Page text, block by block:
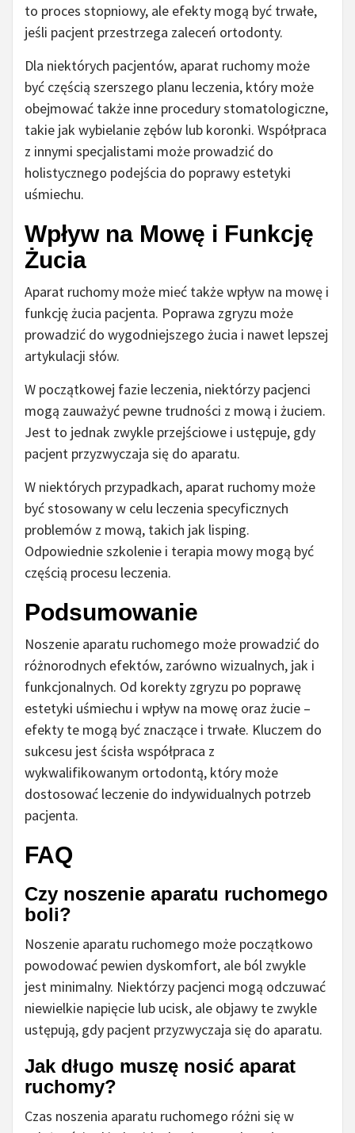
to proces stopniowy, ale efekty mogą być trwałe,
jeśli pacjent przestrzega zaleceń ortodonty.
Dla niektórych pacjentów, aparat ruchomy może
być częścią szerszego planu leczenia, który może
obejmować także inne procedury stomatologiczne,
takie jak wybielanie zębów lub koronki. Współpraca
z innymi specjalistami może prowadzić do
holistycznego podejścia do poprawy estetyki
uśmiechu.
Wpływ na Mowę i Funkcję
Żucia
Aparat ruchomy może mieć także wpływ na mowę i
funkcję żucia pacjenta. Poprawa zgryzu może
prowadzić do wygodniejszego żucia i nawet lepszej
artykulacji słów.
W początkowej fazie leczenia, niektórzy pacjenci
mogą zauważyć pewne trudności z mową i żuciem.
Jest to jednak zwykle przejściowe i ustępuje, gdy
pacjent przyzwyczaja się do aparatu.
W niektórych przypadkach, aparat ruchomy może
być stosowany w celu leczenia specyficznych
problemów z mową, takich jak lisping.
Odpowiednie szkolenie i terapia mowy mogą być
częścią procesu leczenia.
Podsumowanie
Noszenie aparatu ruchomego może prowadzić do
różnorodnych efektów, zarówno wizualnych, jak i
funkcjonalnych. Od korekty zgryzu po poprawę
estetyki uśmiechu i wpływ na mowę oraz żucie –
efekty te mogą być znaczące i trwałe. Kluczem do
sukcesu jest ścisła współpraca z
wykwalifikowanym ortodontą, który może
dostosować leczenie do indywidualnych potrzeb
pacjenta.
FAQ
Czy noszenie aparatu ruchomego
boli?
Noszenie aparatu ruchomego może początkowo
powodować pewien dyskomfort, ale ból zwykle
jest minimalny. Niektórzy pacjenci mogą odczuwać
niewielkie napięcie lub ucisk, ale objawy te zwykle
ustępują, gdy pacjent przyzwyczaja się do aparatu.
Jak długo muszę nosić aparat
ruchomy?
Czas noszenia aparatu ruchomego różni się w